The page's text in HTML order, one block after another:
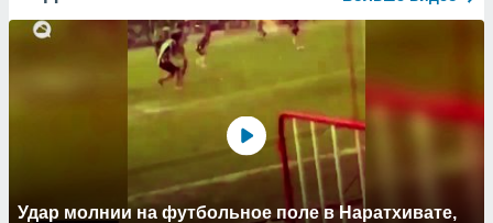
Удар молнии на футбольное поле в Наратхивате,